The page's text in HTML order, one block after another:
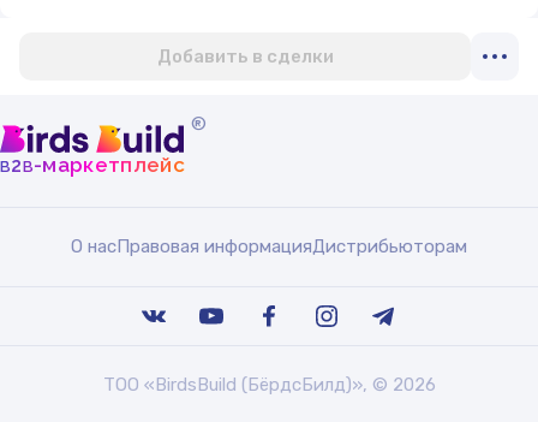
Добавить в сделки
®
b2b-маркетплейс
О насПравовая информацияДистрибьюторам
ТОО «BirdsBuild (БёрдсБилд)», © 2026